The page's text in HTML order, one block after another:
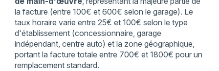
la facture (entre 100€ et 600€ selon le garage). Le
taux horaire varie entre 25€ et 100€ selon le type
d'établissement (concessionnaire, garage
indépendant, centre auto) et la zone géographique,
portant la facture totale entre 700€ et 1800€ pour un
remplacement standard.